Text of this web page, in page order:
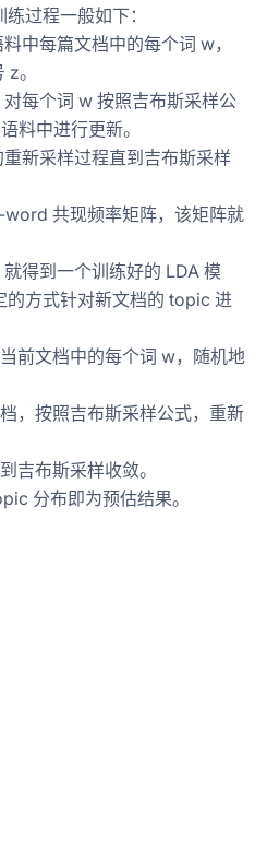
过程一般如下：
每篇文档中的每个词 w，
。
个词 w 按照吉布斯采样公
料中进行更新。
采样过程直到吉布斯采样
共现频率矩阵，该矩阵就
到一个训练好的 LDA 模
的方式针对新文档的 topic 进
档中的每个词 w，随机地
照吉布斯采样公式，重新
斯采样收敛。
布即为预估结果。